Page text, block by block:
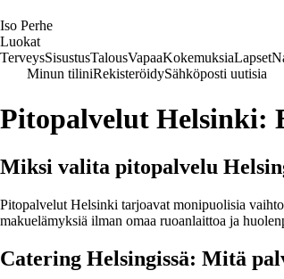
Iso Perhe
Luokat
TerveysSisustusTalousVapaaKokemuksiaLapset
Minun tiliniRekisteröidySähköposti uutisia
Pitopalvelut Helsinki:
Miksi valita pitopalvelu
Pitopalvelut Helsinki tarjoavat monipuolisia
makuelämyksiä ilman omaa ruoanlaittoa ja
Catering Helsingissä: Mitä